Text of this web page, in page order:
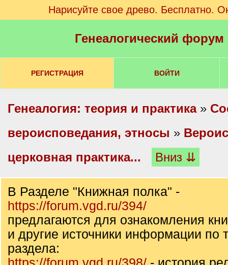
Нарисуйте свое древо. Бесплатно.
Генеалогический
РЕГИСТРАЦИЯ ВОЙТИ
Генеалогия: теория и практика»
вероисповедания, этносы »
церковная практика...
Вниз ⇊
В Разделе "Книжная полка" -
https://forum.vgd.ru/394/
предлагаются для ознакомления
и другие источники информации по
раздела: